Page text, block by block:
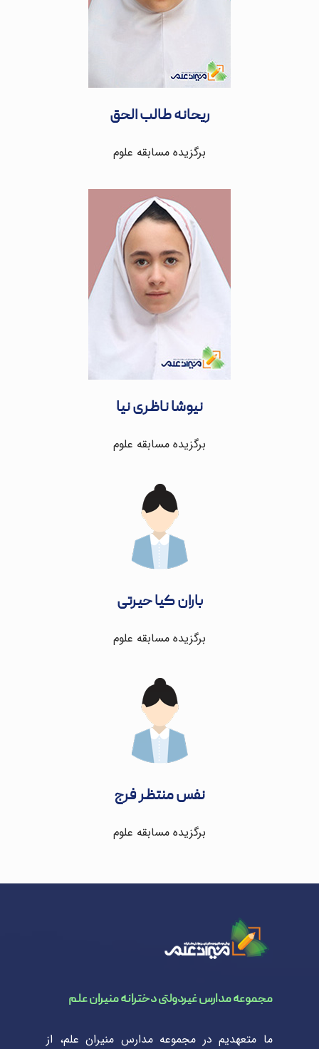
ریحانه طالب الحق
برگزیده مسابقه علوم
نیوشا ناظری نیا
برگزیده مسابقه علوم
باران کیا حیرتی
برگزیده مسابقه علوم
نفس منتظر فرج
برگزیده مسابقه علوم
مجموعه مدارس غیردولتی دخترانه منیران علم
ما متعهدیم در مجموعه مدارس منیران علم، از